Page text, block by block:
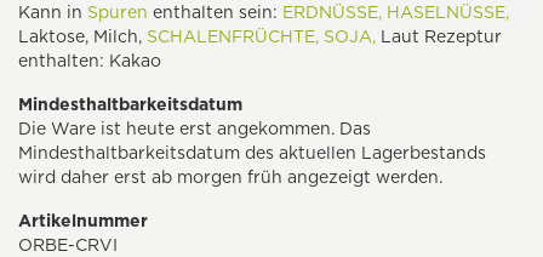
Kann in Spuren enthalten sein: ERDNÜSSE, HASELNÜSSE,
Laktose, Milch, SCHALENFRÜCHTE, SOJA, Laut Rezeptur
enthalten: Kakao
Mindesthaltbarkeitsdatum
Die Ware ist heute erst angekommen. Das
Mindesthaltbarkeitsdatum des aktuellen Lagerbestands
wird daher erst ab morgen früh angezeigt werden.
Artikelnummer
ORBE-CRVI